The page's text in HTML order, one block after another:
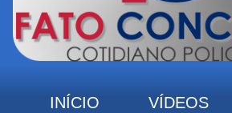
INÍCIO VÍDEOS